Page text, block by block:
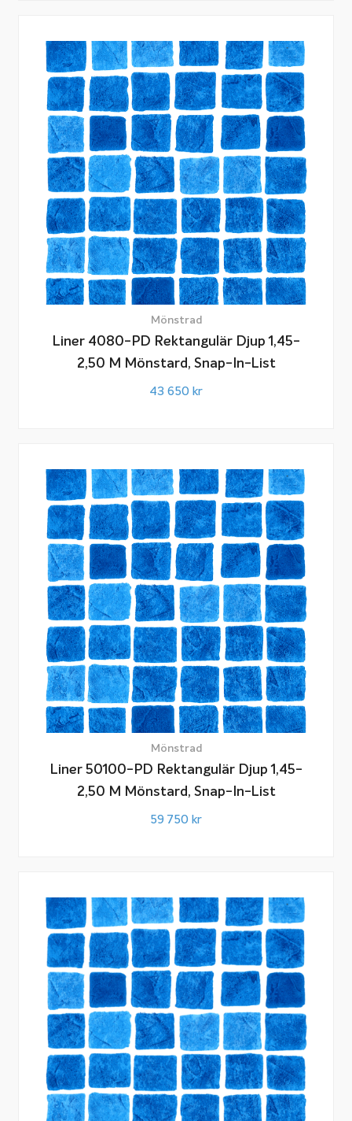
Mönstrad
Liner 4080-PD Rektangulär Djup 1,45-
2,50 M Mönstard, Snap-In-List
43 650 kr
Mönstrad
Liner 50100-PD Rektangulär Djup 1,45-
2,50 M Mönstard, Snap-In-List
59 750 kr